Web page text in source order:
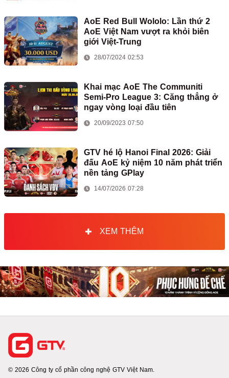
AoE Red Bull Wololo: Lần thứ 2
AoE Việt Nam vượt ra khỏi biên
giới Việt-Trung
28/07/2024 02:53
Khai mạc AoE The Communiti
Semi-Pro League 3: Căng thẳng ở
ngay vòng loại đầu tiên
20/09/2023 07:50
GTV hé lộ Hanoi Final 2026: Giải
đấu AoE kỷ niệm 10 năm phát triển
nền tảng GPlay
14/07/2026 07:28
XEM THÊM
© 2026 Công ty cổ phần công nghệ GTV Việt Nam.